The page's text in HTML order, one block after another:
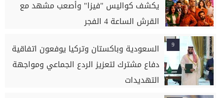
يكشف كواليس "فيزا" وأصعب مشهد مع
القرش الساعة 4 الفجر
9
السعودية وباكستان وتركيا يوفعون اتفاقية
دفاع مشترك لتعزيز الردع الجماعي ومواجهة
التهديدات